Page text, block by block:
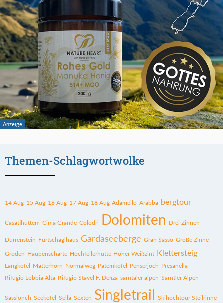
Themen-Schlagwortwolke
14 Aug 15 Aug 16 Aug 17 Aug 18 Aug Adamello Arabba bergtour
Casatihüttem Cima Grande Colodri Dolomiten Drei Zinnen
Dürrenstein Furtschaglhaus Gardaseeberge Gran Sasso Große Zinne
Gröden Haupenscharte Hochfeilerhütte Hoher Weißzint Klettersteig
Langkofel Matterhorn Normalweg Paternkofel Penserjoch Presanella
Rifugio Lobbia Alta Rifugio Stavel F. Denza sarntaler alpen Sarntler Alpen
Sasslonch Seekofel Sella Sexten Singletrail Skihochtour Steilrinne